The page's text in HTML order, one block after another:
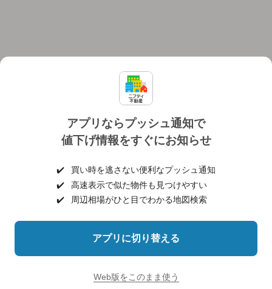
アプリならプッシュ通知で
値下げ情報をすぐにお知らせ
✔️
買い時を逃さない便利なプッシュ通知
✔️
高速表示で似た物件も見つけやすい
✔️
周辺相場がひと目でわかる地図検索
アプリに切り替える
Web版をこのまま使う
個人情報保護ポリシー 利用規約
ヘルプ・お問い合わせ 採用情報
©NIFTY Lifestyle Co., Ltd.